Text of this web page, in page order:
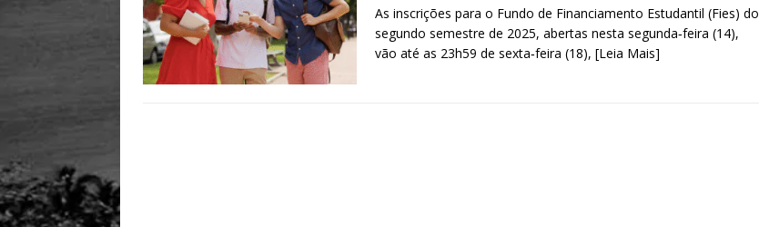
As inscrições para o Fundo de Financiamento Estudantil (Fies) do
segundo semestre de 2025, abertas nesta segunda‑feira (14),
vão até as 23h59 de sexta‑feira (18), [Leia Mais]